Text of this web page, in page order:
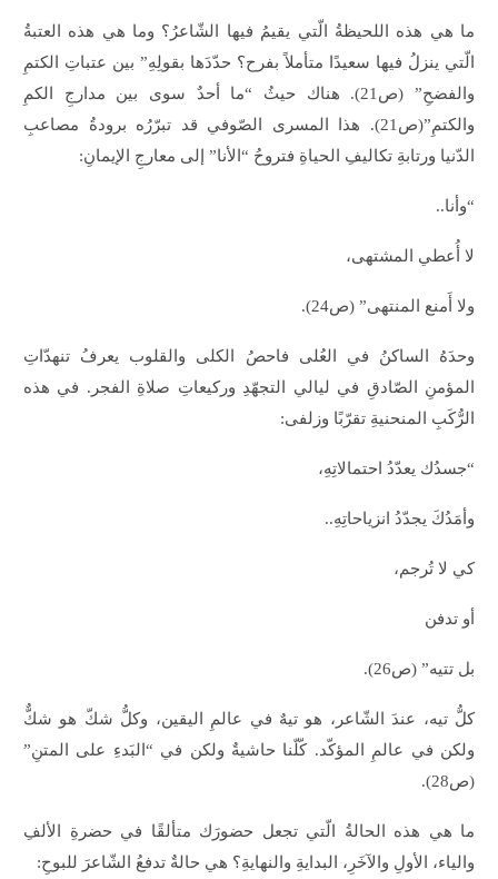
ما هي هذه اللحيظةُ الّتي يقيمُ فيها الشّاعرُ؟ وما هي هذه العتبةُ
الّتي ينزلُ فيها سعيدًا متأملاً بفرح؟ حدّدَها بقولِهِ” بين عتباتِ الكتمِ
والفضحِ” (ص21). هناك حيثُ “ما أحدٌ سوى بين مدارجِ الكمِ
والكتمِ”(ص21). هذا المسرى الصّوفي قد تبرّرُه برودةُ مصاعبِ
الدّنيا ورتابةِ تكاليفِ الحياةِ فتروحُ “الأنا” إلى معارجِ الإيمانِ:
“وأنا..
لا أُعطي المشتهى،
ولا أَمنع المنتهى” (ص24).
وحدَهُ الساكنُ في العُلى فاحصُ الكلى والقلوب يعرفُ تنهدّاتِ
المؤمنِ الصّادقِ في ليالي التجهّدِ وركيعاتِ صلاةِ الفجر. في هذه
الرُّكَبِ المنحنيةِ تقرّبًا وزلفى:
“جسدُك يعدّدُ احتمالاتِهِ،
وأمَدُكَ يجدّدُ انزياحاتِهِ..
كي لا تُرجم،
أو تدفن
بل تتيه” (ص26).
كلُّ تيه، عندَ الشّاعر، هو تيهٌ في عالمِ اليقين، وكلُّ شكّ هو شكٌّ
ولكن في عالمِ المؤكّد. كّلّنا حاشيةٌ ولكن في “البَدءِ على المتنِ”
(ص28).
ما هي هذه الحالةُ الّتي تجعل حضورَك متألقًا في حضرةِ الألفِ
والياء، الأولِ والآخَرِ، البدايةِ والنهايةِ؟ هي حالةٌ تدفعُ الشّاعرَ للبوحِ: